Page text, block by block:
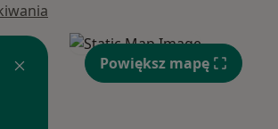
Powiększ mapę